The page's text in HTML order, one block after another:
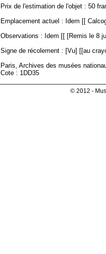
Prix de l'estimation de l'objet : 50
Emplacement actuel : Idem [[
Observations : Idem [[ [Remis le 8
Signe de récolement : [Vu] [[au
Paris, Archives des musées
Cote : 1DD35
© 2012 -